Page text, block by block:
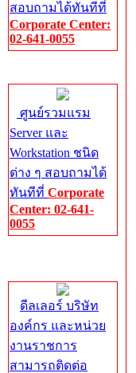
สอบถามได้ทันทีที่
Corporate Center:
02-641-0055
ศูนย์รวมแรม
Server และ
Workstation ชนิด
ต่าง ๆ สอบถามได้
ทันทีที่ Corporate
Center: 02-641-
0055
ดีลเลอร์ บริษัท
องค์กร และหน่วย
งานราชการ
สามารถติดต่อ